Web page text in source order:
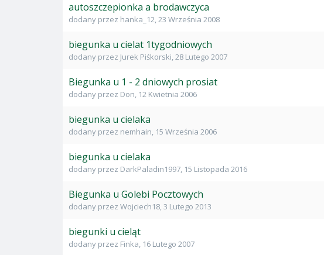
autoszczepionka a brodawczyca
dodany przez hanka_12,23 Września 2008
biegunka u cielat 1tygodniowych
dodany przez Jurek Piśkorski,28 Lutego 2007
Biegunka u 1 - 2 dniowych prosiat
dodany przez Don, 12 Kwietnia 2006
biegunka u cielaka
dodany przez nemhain, 15 Września 2006
biegunka u cielaka
dodany przez DarkPaladin1997, 15 Listopada 2016
Biegunka u Golebi Pocztowych
dodany przez Wojciech18,3 Lutego 2013
biegunki u cieląt
dodany przez Finka, 16 Lutego 2007